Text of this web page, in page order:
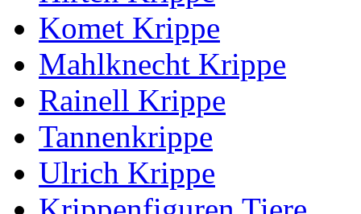
Komet Krippe
Mahlknecht Krippe
Rainell Krippe
Tannenkrippe
Ulrich Krippe